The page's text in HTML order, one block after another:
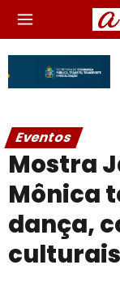
Eventos
Mostra
Mônica
dança,
culturais